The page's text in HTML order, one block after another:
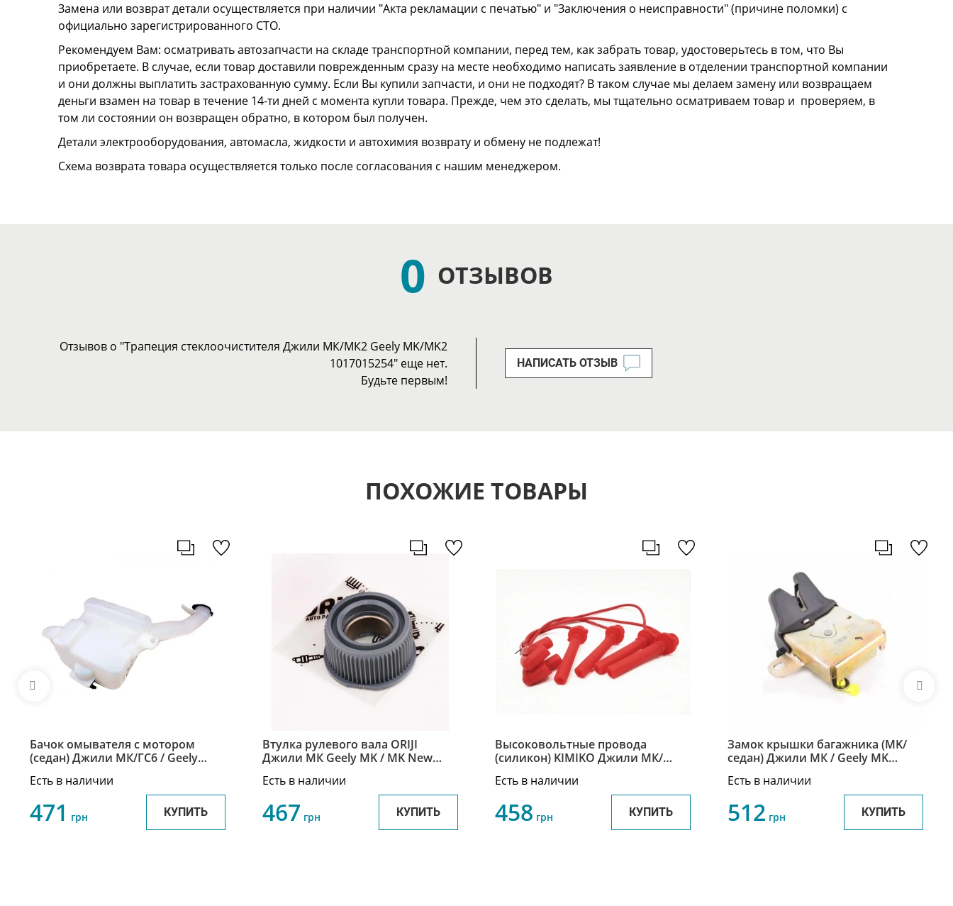
Замена или возврат детали осуществляется при наличии "Акта рекламации с печатью" и "Заключения о неисправности" (причине поломки) с
официально зарегистрированного СТО.
Рекомендуем Вам: осматривать автозапчасти на складе транспортной компании, перед тем, как забрать товар, удостоверьтесь в том, что Вы
приобретаете. В случае, если товар доставили поврежденным сразу на месте необходимо написать заявление в отделении транспортной компании
и они должны выплатить застрахованную сумму. Если Вы купили запчасти, и они не подходят? В таком случае мы делаем замену или возвращаем
деньги взамен на товар в течение 14-ти дней с момента купли товара. Прежде, чем это сделать, мы тщательно осматриваем товар и проверяем, в
том ли состоянии он возвращен обратно, в котором был получен.
Детали электрооборудования, автомасла, жидкости и автохимия возврату и обмену не подлежат!
Схема возврата товара осуществляется только после согласования с нашим менеджером.
0 ОТЗЫВОВ
Отзывов о "Трапеция стеклоочистителя Джили МК/МК2 Geely MK/MK2
1017015254" еще нет.
Будьте первым!
НАПИСАТЬ ОТЗЫВ
ПОХОЖИЕ ТОВАРЫ
Бачок омывателя с мотором
(седан) Джили МК/ГС6 / Geely
Есть в наличии
471 грн КУПИТЬ
Втулка рулевого вала ORIJI
Джили МК Geely MK / MK New
Есть в наличии
467 грн КУПИТЬ
Высоковольтные провода
(силикон) KIMIKO Джили МК/
1016052126
Есть в наличии
458 грн КУПИТЬ
Замок крышки багажника (MK/
седан) Джили МК / Geely MK
Есть в наличии
512 грн КУПИТЬ